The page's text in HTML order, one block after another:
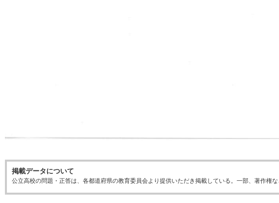
掲載データについて
公立高校の問題・正答は、各都道府県の教育委員会より提供いただき掲載している。一部、著作権